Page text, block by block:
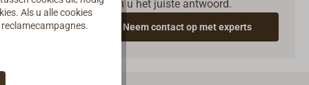
geven u het juiste antwoord.
Neem contact op met experts
Als u alle cookies